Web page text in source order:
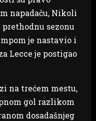
napadaču, Nikoli
sezonu
je nastavio i
Lecce je postigao
na trećem mestu,
gol razlikom
dosadašnjeg